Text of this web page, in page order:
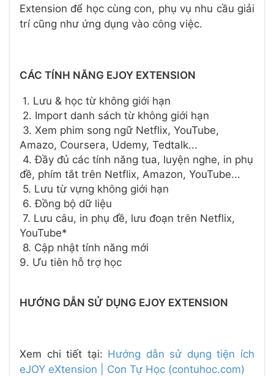
Extension để học cùng con, phụ vụ nhu cầu giải
trí cũng như ứng dụng vào công việc.
CÁC TÍNH NĂNG EJOY EXTENSION
1. Lưu & học từ không giới hạn
2. Import danh sách từ không giới hạn
3. Xem phim song ngữ Netflix, YouTube,
Amazo, Coursera, Udemy, Tedtalk...
4. Đầy đủ các tính năng tua, luyện nghe, in phụ
đề, phím tắt trên Netflix, Amazon, YouTube...
5. Lưu từ vựng không giới hạn
6. Đồng bộ dữ liệu
7. Lưu câu, in phụ đề, lưu đoạn trên Netflix,
YouTube*
8. Cập nhật tính năng mới
9. Ưu tiên hỗ trợ học
HƯỚNG DẪN SỬ DỤNG EJOY EXTENSION
Xem chi tiết tại: Hướng dẫn sử dụng tiện ích
eJOY eXtension | Con Tự Học (contuhoc.com)